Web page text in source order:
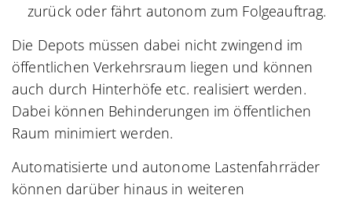
zurück oder fährt autonom zum Folgeauftrag.
Die Depots müssen dabei nicht zwingend im
öffentlichen Verkehrsraum liegen und können
auch durch Hinterhöfe etc. realisiert werden.
Dabei können Behinderungen im öffentlichen
Raum minimiert werden.
Automatisierte und autonome Lastenfahrräder
können darüber hinaus in weiteren